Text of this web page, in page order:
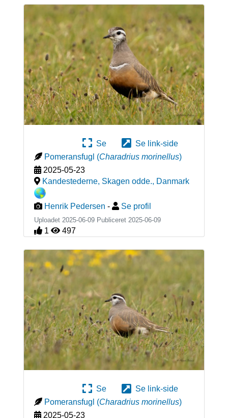
Se
Se link-side
Pomeransfugl (Charadrius morinellus)
2025-05-23
Kandestederne, Skagen odde., Danmark
Henrik Pedersen - Se profil
Uploadet 2025-06-09 Publiceret 2025-06-09
1 497
Se
Se link-side
Pomeransfugl (Charadrius morinellus)
2025-05-23